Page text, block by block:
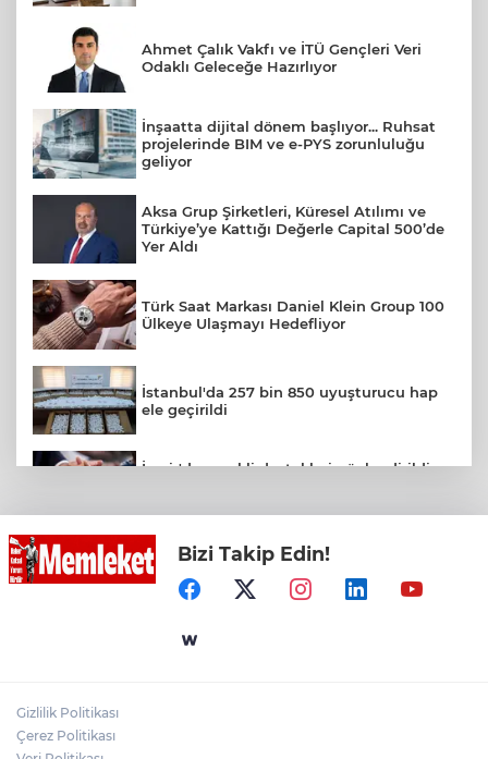
Ahmet Çalık Vakfı ve İTÜ Gençleri Veri
Odaklı Geleceğe Hazırlıyor
İnşaatta dijital dönem başlıyor... Ruhsat
projelerinde BIM ve e-PYS zorunluluğu
geliyor
Aksa Grup Şirketleri, Küresel Atılımı ve
Türkiye’ye Kattığı Değerle Capital 500’de
Yer Aldı
Türk Saat Markası Daniel Klein Group 100
Ülkeye Ulaşmayı Hedefliyor
İstanbul'da 257 bin 850 uyuşturucu hap
ele geçirildi
İzmir'de emekli destekleri güçlendirildi...
Sokakta neler konuşuluyor? Kemal
Kılıçdaroğlu mu, Özgür Özel mi?
Deniz Kaplumbağaları ve Akdeniz Fokları
Bizi Takip Edin!
Gizlilik Politikası
Çerez Politikası